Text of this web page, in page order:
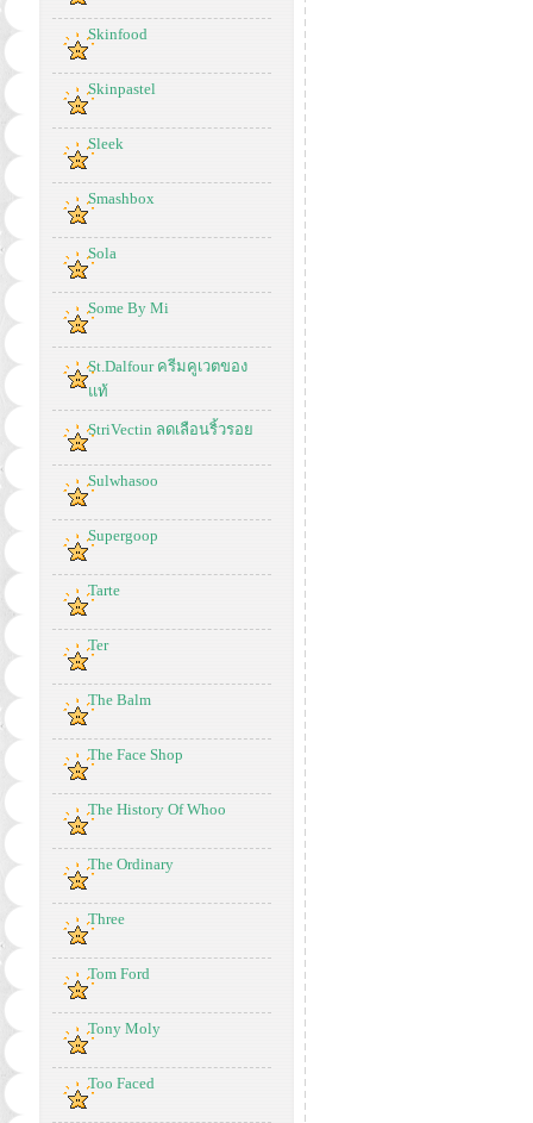
Skinfood
Skinpastel
Sleek
Smashbox
Sola
Some By Mi
St.Dalfour ครีมคูเวตของ
แท้
StriVectin ลดเลือนริ้วรอย
Sulwhasoo
Supergoop
Tarte
Ter
The Balm
The Face Shop
The History Of Whoo
The Ordinary
Three
Tom Ford
Tony Moly
Too Faced